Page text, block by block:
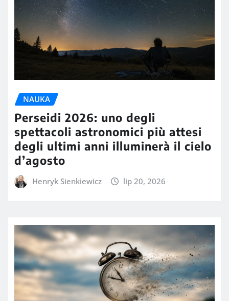
NAUKA
Perseidi 2026: uno degli
spettacoli astronomici più attesi
degli ultimi anni illuminerà il cielo
d’agosto
Henryk Sienkiewicz lip 20, 2026